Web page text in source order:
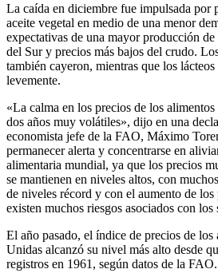
La caída en diciembre fue impulsada por
aceite vegetal en medio de una menor
expectativas de una mayor producción
del Sur y precios más bajos del crudo.
también cayeron, mientras que los
levemente.
«La calma en los precios de los
dos años muy volátiles», dijo en una
economista jefe de la FAO, Máximo
permanecer alerta y concentrarse en
alimentaria mundial, ya que los precios
se mantienen en niveles altos, con
de niveles récord y con el aumento de
existen muchos riesgos asociados con
El año pasado, el índice de precios de
Unidas alcanzó su nivel más alto desde
registros en 1961, según datos de la FAO.